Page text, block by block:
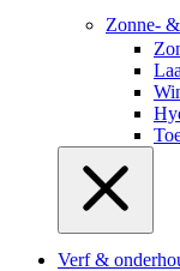
Zonne-
Verf &